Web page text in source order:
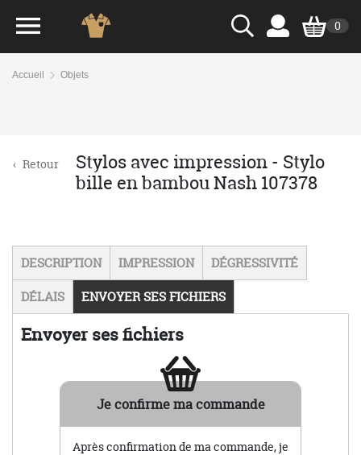
0
Accueil Objets
‹ Retour
Stylos avec impression - Stylo
bille en bambou Nash 107378
DESCRIPTION IMPRESSION
DÉGRESSIVITÉ
DÉLAIS
ENVOYER SES FICHIERS
Envoyer ses fichiers
Je confirme ma commande
Après confirmation de ma commande, je